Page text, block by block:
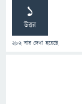
1
উত্তর
282বার দেখা হয়েছে